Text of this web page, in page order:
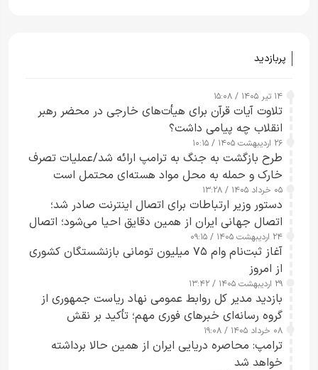
پربازدید
۱۴ تیر ۱۴۰۵ / ۱۵:۰۸
تلاوت آیات قرآن برای هیأت‌های خارجی در محضر رهبر
انقلاب چه پیامی داشت؟
۲۶ اردیبهشت ۱۴۰۵ / ۱۰:۱۵
طرح‌ بازگشت به جنگ به ترامپ ارائه شد/عملیات تصرف
خارک و حمله به محل مواد هسته‌ای محتمل است
۰۵ خرداد ۱۴۰۵ / ۱۳:۲۸
دستور وزیر ارتباطات برای اتصال اینترنت صادر شد؛
اتصال جهانی ایران از همین دقایق احیا می‌شود؛ اتصال
کامل مردم تا ۲۴ ساعت آینده
۲۴ اردیبهشت ۱۴۰۵ / ۰۹:۱۵
آغاز ثبت‌نام وام ۷۵ میلیون تومانی بازنشستگان کشوری
از امروز
۲۹ اردیبهشت ۱۴۰۵ / ۱۳:۴۲
بازدید مدیر کل روابط عمومی نهاد ریاست جمهوری از
گروه رسانه‌ای خبرهای فوری مهم؛ تأکید بر نقش
رسانه‌های هوشمند و مسئول در ارتقای آگاهی عمومی
۰۸ خرداد ۱۴۰۵ / ۱۹:۰۸
ترامپ: محاصره دریایی ایران از همین حالا برداشته
خواهد شد